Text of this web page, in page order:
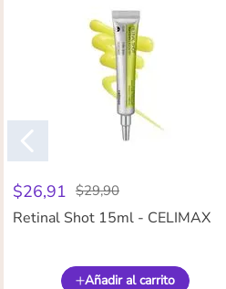
$26,91 $29,90
Retinal Shot 15ml - CELIMAX
Añadir al carrito